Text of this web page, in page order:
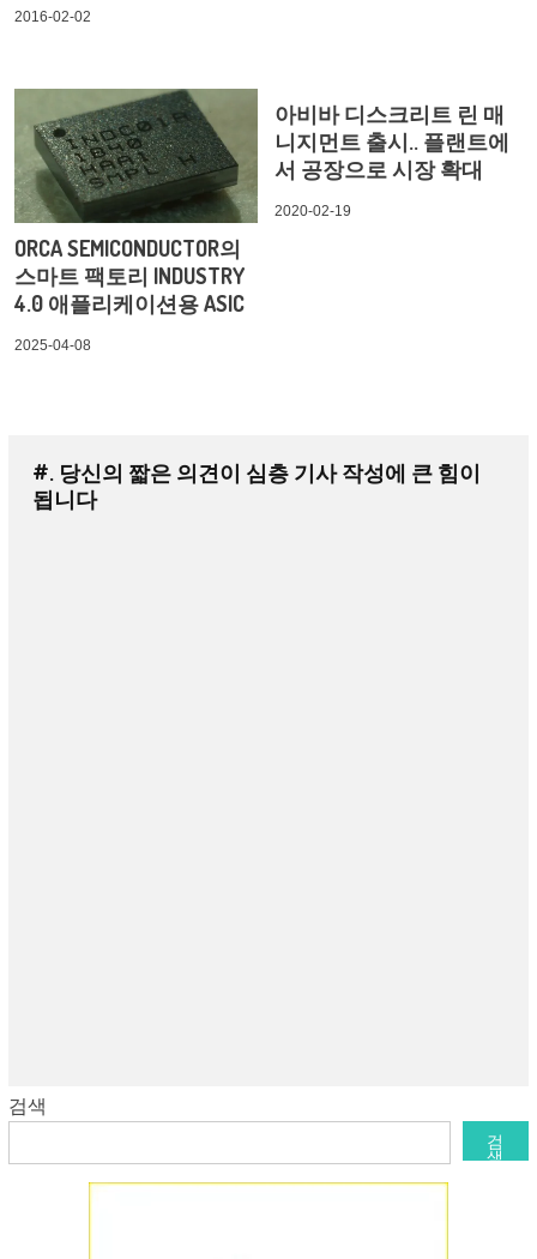
2016-02-02
ORCA SEMICONDUCTOR의
스마트 팩토리 INDUSTRY
4.0 애플리케이션용 ASIC
2025-04-08
아비바 디스크리트 린 매
니지먼트 출시.. 플랜트에
서 공장으로 시장 확대
2020-02-19
#. 당신의 짧은 의견이 심층 기사 작성에 큰 힘이
됩니다
검색
검
색